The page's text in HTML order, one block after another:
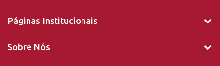
Páginas Institucionais
Sobre Nós